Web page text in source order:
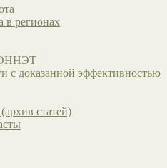
в регионах
с доказанной эффективностью
статей)